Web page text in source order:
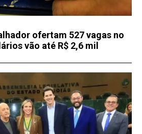
ofertam 527 vagas no
vão até R$ 2,6 mil